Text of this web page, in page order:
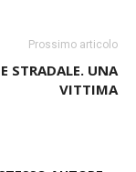
Prossimo articolo
STRADALE. UNA
VITTIMA